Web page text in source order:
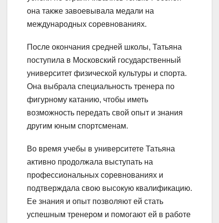
она также завоевывала медали на
международных соревнованиях.
После окончания средней школы, Татьяна
поступила в Московский государственный
университет физической культуры и спорта.
Она выбрала специальность тренера по
фигурному катанию, чтобы иметь
возможность передать свой опыт и знания
другим юным спортсменам.
Во время учебы в университете Татьяна
активно продолжала выступать на
профессиональных соревнованиях и
подтверждала свою высокую квалификацию.
Ее знания и опыт позволяют ей стать
успешным тренером и помогают ей в работе